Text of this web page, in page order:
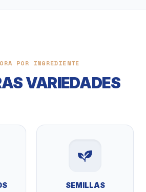
POR INGREDIENTE
VARIEDADES
SEMILLAS